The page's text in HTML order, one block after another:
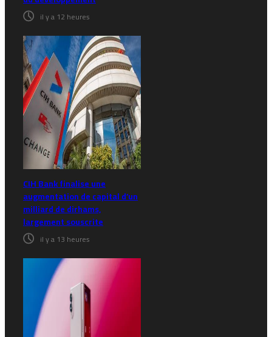
il y a 12 heures
CIH Bank finalise une
augmentation de capital d’un
milliard de dirhams,
largement souscrite
il y a 13 heures